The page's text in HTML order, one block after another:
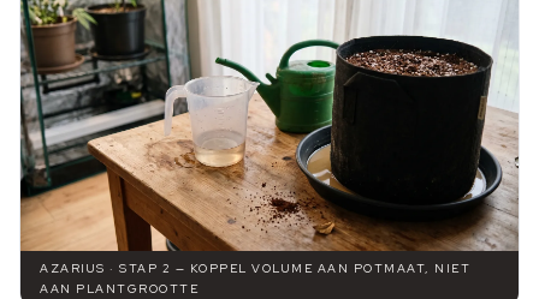
AZARIUS · STAP 2 — KOPPEL VOLUME AAN POTMAAT, NIET
AAN PLANTGROOTTE